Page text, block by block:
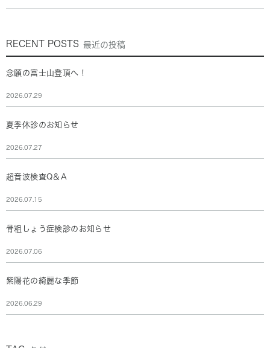
RECENT POSTS 最近の投稿
念願の富士山登頂へ！
2026.07.29
夏季休診のお知らせ
2026.07.27
超音波検査Q＆A
2026.07.15
骨粗しょう症検診のお知らせ
2026.07.06
紫陽花の綺麗な季節
2026.06.29